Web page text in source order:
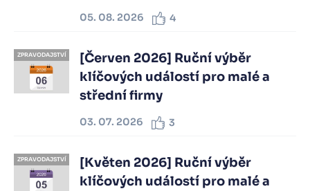
05. 08. 2026 4
ZPRAVODAJSTVÍ
[Červen 2026] Ruční výběr
klíčových událostí pro malé a
střední firmy
03. 07. 2026 3
ZPRAVODAJSTVÍ
[Květen 2026] Ruční výběr
klíčových událostí pro malé a